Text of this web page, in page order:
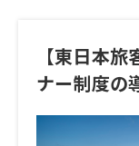
【東日本
ナー制度の